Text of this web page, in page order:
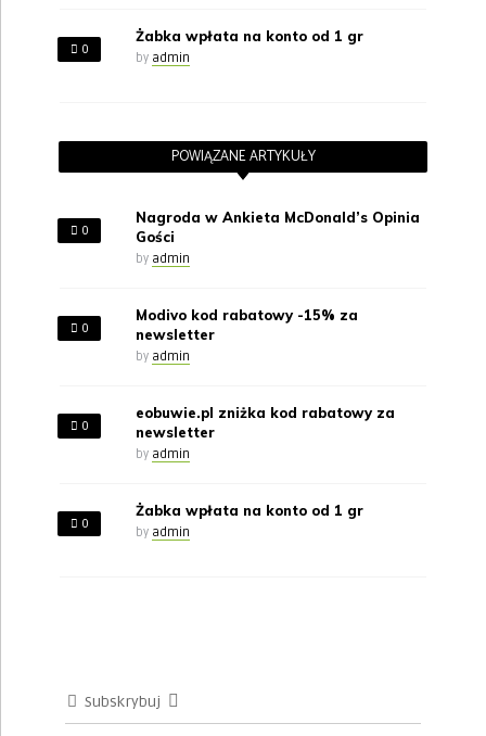
0
Żabka wpłata na konto od 1 gr
by admin
POWIĄZANE ARTYKUŁY
0
Nagroda w Ankieta McDonald’s Opinia
Gości
by admin
0
Modivo kod rabatowy -15% za
newsletter
by admin
0
eobuwie.pl zniżka kod rabatowy za
newsletter
by admin
0
Żabka wpłata na konto od 1 gr
by admin
Subskrybuj